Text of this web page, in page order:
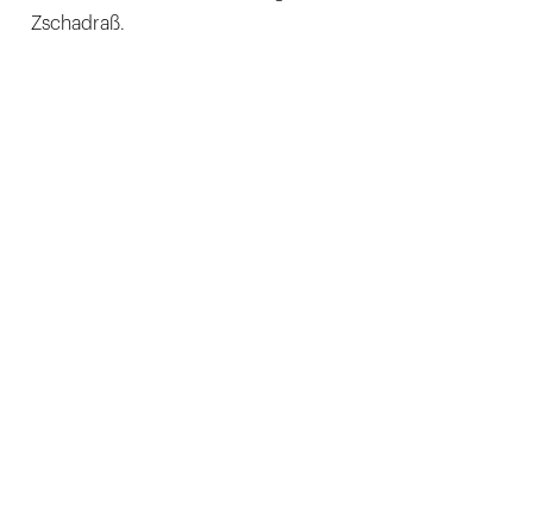
Zschadraß.